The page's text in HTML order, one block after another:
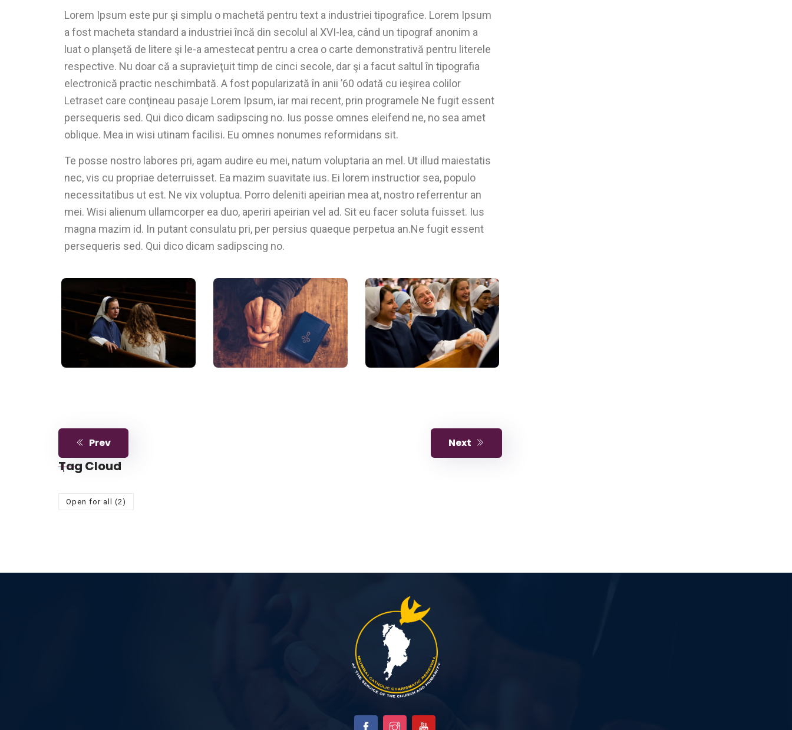
Lorem Ipsum este pur şi simplu o machetă pentru text a industriei tipografice. Lorem Ipsum
a fost macheta standard a industriei încă din secolul al XVI-lea, când un tipograf anonim a
luat o planşetă de litere şi le-a amestecat pentru a crea o carte demonstrativă pentru literele
respective. Nu doar că a supravieţuit timp de cinci secole, dar şi a facut saltul în tipografia
electronică practic neschimbată. A fost popularizată în anii ’60 odată cu ieşirea colilor
Letraset care conţineau pasaje Lorem Ipsum, iar mai recent, prin programele Ne fugit essent
persequeris sed. Qui dico dicam sadipscing no. Ius posse omnes eleifend ne, no sea amet
oblique. Mea in wisi utinam facilisi. Eu omnes nonumes reformidans sit.
Te posse nostro labores pri, agam audire eu mei, natum voluptaria an mel. Ut illud maiestatis
nec, vis cu propriae deterruisset. Ea mazim suavitate ius. Ei lorem instructior sea, populo
necessitatibus ut est. Ne vix voluptua. Porro deleniti apeirian mea at, nostro referrentur an
mei. Wisi alienum ullamcorper ea duo, aperiri apeirian vel ad. Sit eu facer soluta fuisset. Ius
magna mazim id. In putant consulatu pri, per persius quaeque perpetua an.Ne fugit essent
persequeris sed. Qui dico dicam sadipscing no.
Prev Next
Tag Cloud
Open for all (2)